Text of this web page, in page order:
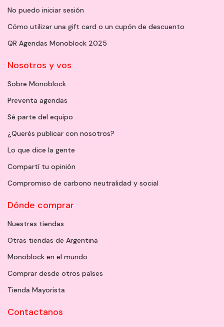
No puedo iniciar sesión
Cómo utilizar una gift card o un cupón de descuento
QR Agendas Monoblock 2025
Nosotros y vos
Sobre Monoblock
Preventa agendas
Sé parte del equipo
¿Querés publicar con nosotros?
Lo que dice la gente
Compartí tu opinión
Compromiso de carbono neutralidad y social
Dónde comprar
Nuestras tiendas
Otras tiendas de Argentina
Monoblock en el mundo
Comprar desde otros países
Tienda Mayorista
Contactanos